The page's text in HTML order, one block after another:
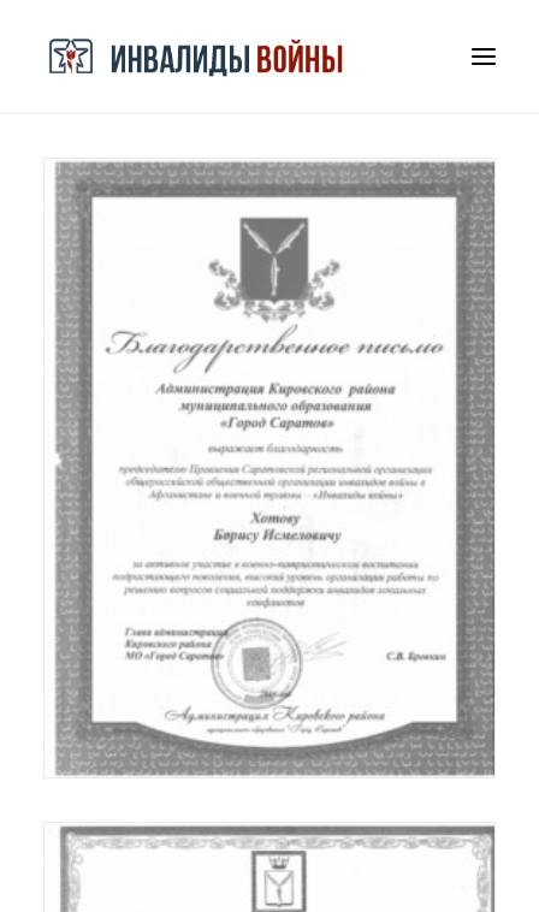
СРООООИВА
ДОКУМЕНТЫ И БЛАГОДАРНОСТИ
КОНТАКТЫ